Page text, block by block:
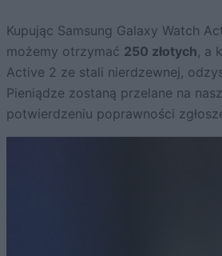
Kupując Samsung Galaxy Watch
możemy otrzymać 250 złotych, a
Active 2 ze stali nierdzewnej,
Pieniądze zostaną przelane na
potwierdzeniu poprawności